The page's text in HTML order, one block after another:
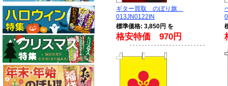
ギター買取 のぼり旗
013JN0122IN
標準価格: 3,850円 を
格安特価 970円